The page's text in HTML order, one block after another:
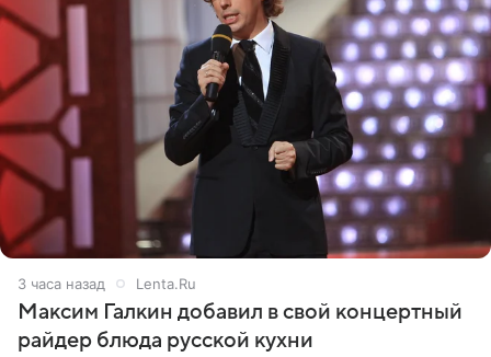
3 часа назад Lenta.Ru
Максим Галкин добавил в свой концертный
райдер блюда русской кухни